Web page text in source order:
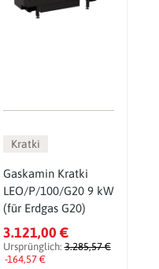
Kratki
Gaskamin Kratki
LEO/P/100/G20 9 kW
(für Erdgas G20)
3.121,00 €
Ursprünglich:3.285,57 €
-164,57 €